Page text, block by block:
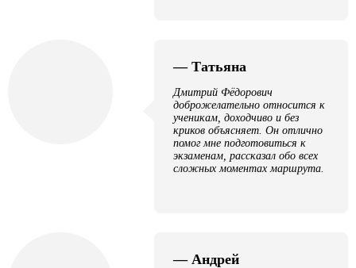
— Татьяна
Дмитрий Фёдорович
доброжелательно относится к
ученикам, доходчиво и без
криков объясняет. Он отлично
помог мне подготовиться к
экзаменам, рассказал обо всех
сложных моментах маршрута.
— Андрей